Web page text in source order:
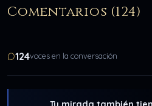
Comentarios (124)
124voces en la conversación